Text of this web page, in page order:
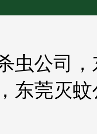
虫公司
东莞灭